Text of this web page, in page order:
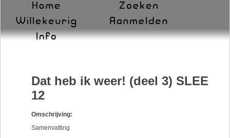
Dat heb ik weer! (deel 3) SLEE
12
Omschrijving:
Samenvatting